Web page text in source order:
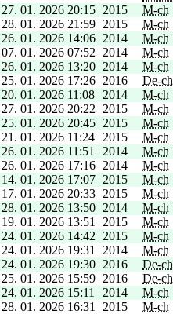
27. 01. 2026 20:15 2015
M-ch
28. 01. 2026 21:59 2015
M-ch
26. 01. 2026 14:06 2014
M-ch
07. 01. 2026 07:52 2014
M-ch
26. 01. 2026 13:20 2014
M-ch
25. 01. 2026 17:26 2016
De-ch
20. 01. 2026 11:08 2014
M-ch
27. 01. 2026 20:22 2015
M-ch
25. 01. 2026 20:45 2015
M-ch
21. 01. 2026 11:24 2015
M-ch
26. 01. 2026 11:51 2014
M-ch
26. 01. 2026 17:16 2014
M-ch
14. 01. 2026 17:07 2015
M-ch
17. 01. 2026 20:33 2015
M-ch
28. 01. 2026 13:50 2014
M-ch
19. 01. 2026 13:51 2015
M-ch
24. 01. 2026 14:42 2015
M-ch
24. 01. 2026 19:31 2014
M-ch
24. 01. 2026 19:30 2016
De-ch
25. 01. 2026 15:59 2016
De-ch
24. 01. 2026 15:11 2014
M-ch
28. 01. 2026 16:31 2015
M-ch